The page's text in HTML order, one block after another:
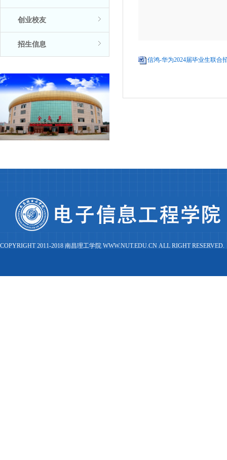
创业校友
招生信息
信鸿-华为2024届毕业生联合
COPYRIGHT 2011-2018 南昌理工学院 WWW.NUT.EDU.CN ALL RIGHT RESERVED.